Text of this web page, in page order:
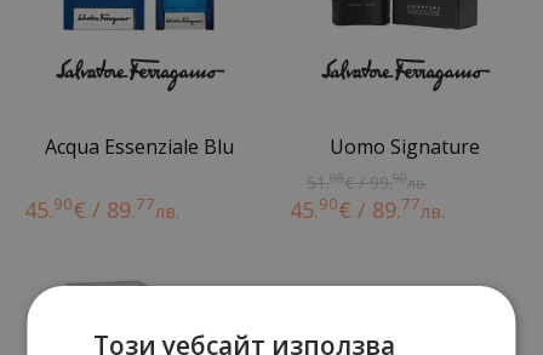
Acqua Essenziale Blu
45.90€ / 89.77лв.
Uomo Signature
51.08€ / 99.90лв.
45.90€ / 89.77лв.
Този уебсайт използва